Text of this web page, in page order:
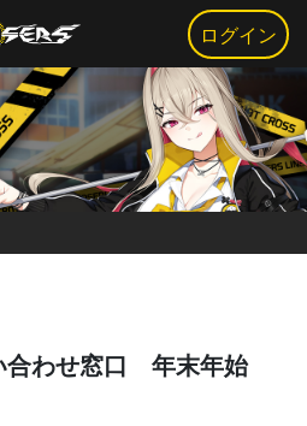
ログイン
合わせ窓口 年末年始